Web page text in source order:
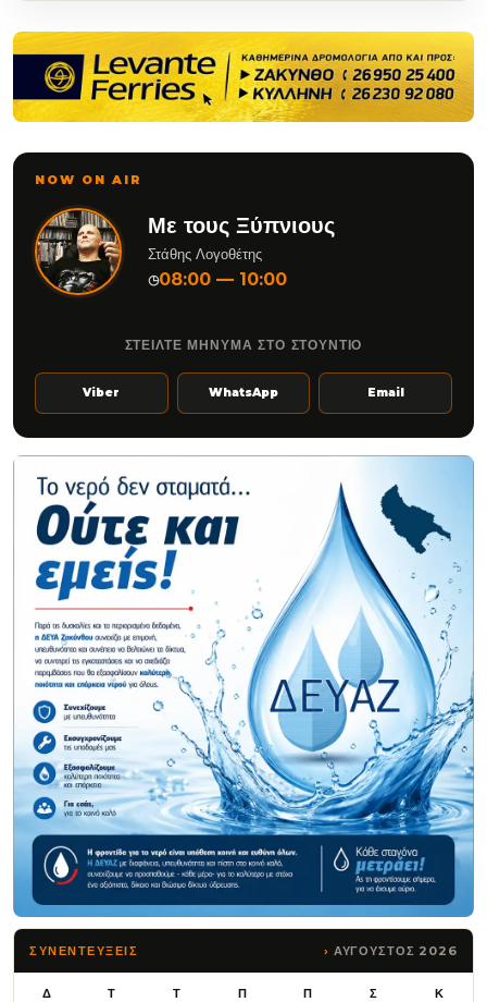
NOW ON AIR
Με τους Ξύπνιους
Στάθης Λογοθέτης
◷08:00 — 10:00
ΣΤΕΙΛΤΕ ΜΗΝΥΜΑ ΣΤΟ ΣΤΟΥΝΤΙΟ
Viber WhatsApp Email
ΣΥΝΕΝΤΕΥΞΕΙΣ ΑΥΓΟΥΣΤΟΣ 2026
Δ Τ Τ Π Π Σ Κ